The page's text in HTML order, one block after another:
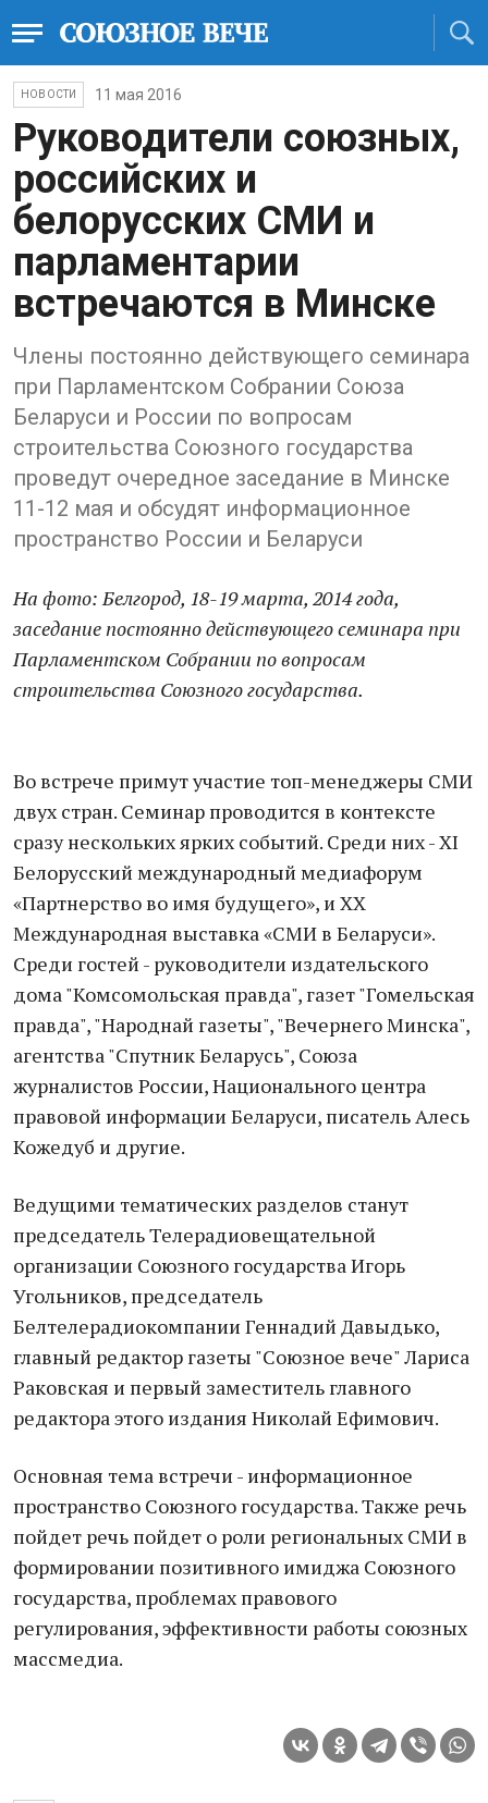
НОВОСТИ 11 мая 2016
Руководители союзных,
российских и
белорусских СМИ и
парламентарии
встречаются в Минске
Члены постоянно действующего семинара
при Парламентском Собрании Союза
Беларуси и России по вопросам
строительства Союзного государства
проведут очередное заседание в Минске
11-12 мая и обсудят информационное
пространство России и Беларуси
На фото: Белгород, 18-19 марта, 2014 года,
заседание постоянно действующего семинара при
Парламентском Собрании по вопросам
строительства Союзного государства.
Во встрече примут участие топ-менеджеры СМИ
двух стран. Семинар проводится в контексте
сразу нескольких ярких событий. Среди них - XІ
Белорусский международный медиафорум
«Партнерство во имя будущего», и XX
Международная выставка «СМИ в Беларуси».
Среди гостей - руководители издательского
дома "Комсомольская правда", газет "Гомельская
правда", "Народнай газеты", "Вечернего Минска",
агентства "Спутник Беларусь", Союза
журналистов России, Национального центра
правовой информации Беларуси, писатель Алесь
Кожедуб и другие.
Ведущими тематических разделов станут
председатель Телерадиовещательной
организации Союзного государства Игорь
Угольников, председатель
Белтелерадиокомпании Геннадий Давыдько,
главный редактор газеты "Союзное вече" Лариса
Раковская и первый заместитель главного
редактора этого издания Николай Ефимович.
Основная тема встречи - информационное
пространство Союзного государства. Также речь
пойдет речь пойдет о роли региональных СМИ в
формировании позитивного имиджа Союзного
государства, проблемах правового
регулирования, эффективности работы союзных
массмедиа.